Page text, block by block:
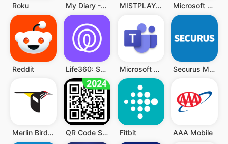
Roku My Diary - Diary With Lock MISTPLAY: Spiele für Belohnung Microsoft Authenticator
Reddit Life360: Standort teilen Microsoft Teams Securus Mobile
Merlin Bird ID von Cornell Lab QR Code Scanner (Deutsch) Fitbit AAA Mobile